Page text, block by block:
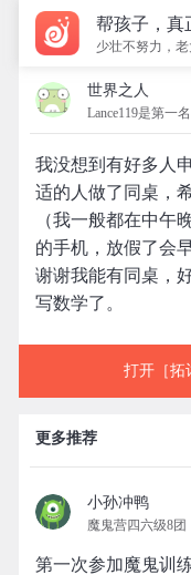
帮孩子，真
少壮不努力，
世界之人
我没想到有好多人
适的人做了同桌，
（我一般都在中午
的手机，放假了会
谢谢我能有同桌，
写数学了。
打开［拓
更多推荐
小孙冲鸭
魔鬼营四六级8团
第一次参加魔鬼训